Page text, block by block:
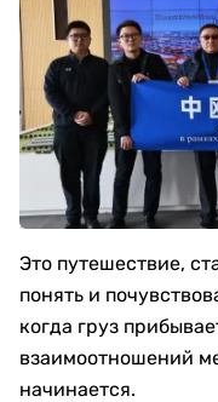
Это путешествие,
понять и
когда груз
взаимоотношений
начинается.